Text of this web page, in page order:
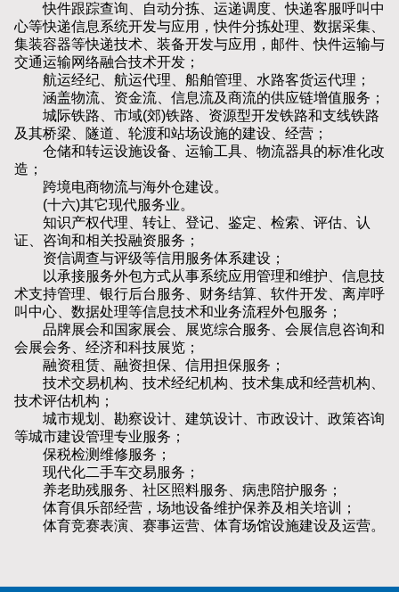
快件跟踪查询、自动分拣、运递调度、快递客服呼叫中
心等快递信息系统开发与应用，快件分拣处理、数据采集、
集装容器等快递技术、装备开发与应用，邮件、快件运输与
交通运输网络融合技术开发；
航运经纪、航运代理、船舶管理、水路客货运代理；
涵盖物流、资金流、信息流及商流的供应链增值服务；
城际铁路、市域(郊)铁路、资源型开发铁路和支线铁路
及其桥梁、隧道、轮渡和站场设施的建设、经营；
仓储和转运设施设备、运输工具、物流器具的标准化改
造；
跨境电商物流与海外仓建设。
(十六)其它现代服务业。
知识产权代理、转让、登记、鉴定、检索、评估、认
证、咨询和相关投融资服务；
资信调查与评级等信用服务体系建设；
以承接服务外包方式从事系统应用管理和维护、信息技
术支持管理、银行后台服务、财务结算、软件开发、离岸呼
叫中心、数据处理等信息技术和业务流程外包服务；
品牌展会和国家展会、展览综合服务、会展信息咨询和
会展会务、经济和科技展览；
融资租赁、融资担保、信用担保服务；
技术交易机构、技术经纪机构、技术集成和经营机构、
技术评估机构；
城市规划、勘察设计、建筑设计、市政设计、政策咨询
等城市建设管理专业服务；
保税检测维修服务；
现代化二手车交易服务；
养老助残服务、社区照料服务、病患陪护服务；
体育俱乐部经营，场地设备维护保养及相关培训；
体育竞赛表演、赛事运营、体育场馆设施建设及运营。